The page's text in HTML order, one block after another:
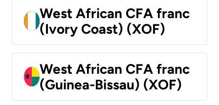
West African CFA franc
(Ivory Coast) (XOF)
West African CFA franc
(Guinea-Bissau) (XOF)